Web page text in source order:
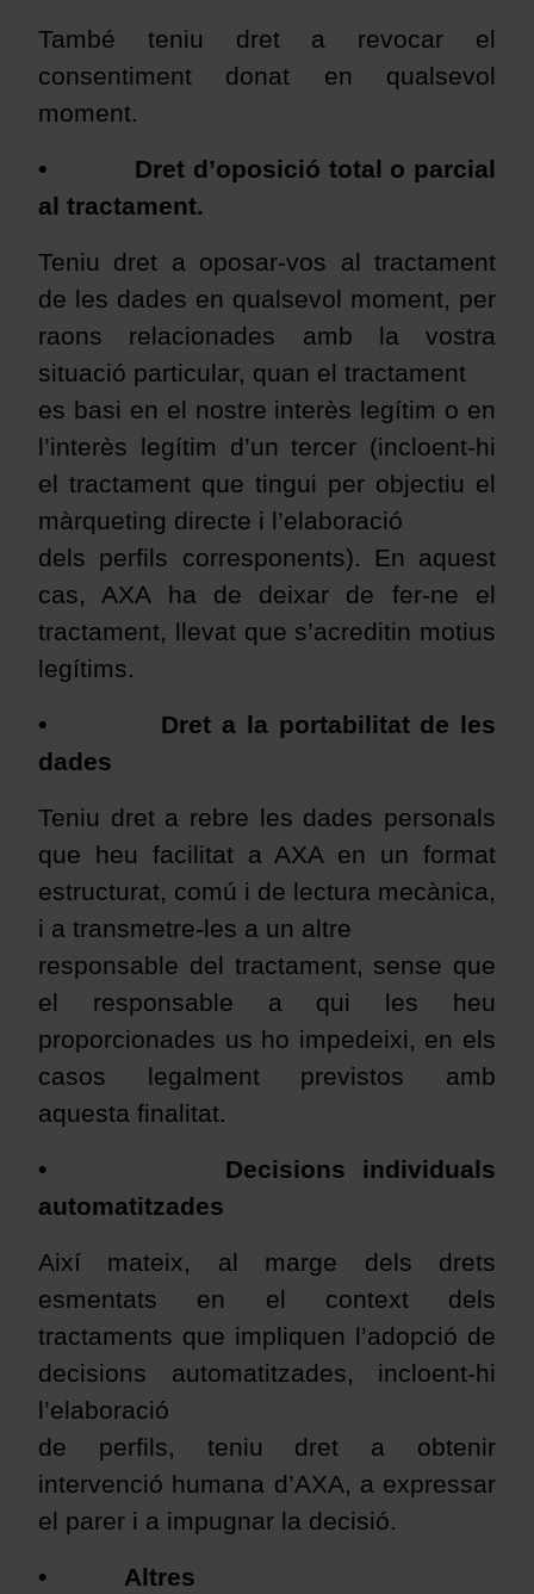
També teniu dret a revocar el
consentiment donat en qualsevol
moment.
• Dret d’oposició total o parcial
al tractament.
Teniu dret a oposar-vos al tractament
de les dades en qualsevol moment, per
raons relacionades amb la vostra
situació particular, quan el tractament
es basi en el nostre interès legítim o en
l’interès legítim d’un tercer (incloent-hi
el tractament que tingui per objectiu el
màrqueting directe i l’elaboració
dels perfils corresponents). En aquest
cas, AXA ha de deixar de fer-ne el
tractament, llevat que s’acreditin motius
legítims.
• Dret a la portabilitat de les
dades
Teniu dret a rebre les dades personals
que heu facilitat a AXA en un format
estructurat, comú i de lectura mecànica,
i a transmetre-les a un altre
responsable del tractament, sense que
el responsable a qui les heu
proporcionades us ho impedeixi, en els
casos legalment previstos amb
aquesta finalitat.
• Decisions individuals
automatitzades
Així mateix, al marge dels drets
esmentats en el context dels
tractaments que impliquen l’adopció de
decisions automatitzades, incloent-hi
l’elaboració
de perfils, teniu dret a obtenir
intervenció humana d’AXA, a expressar
el parer i a impugnar la decisió.
• Altres